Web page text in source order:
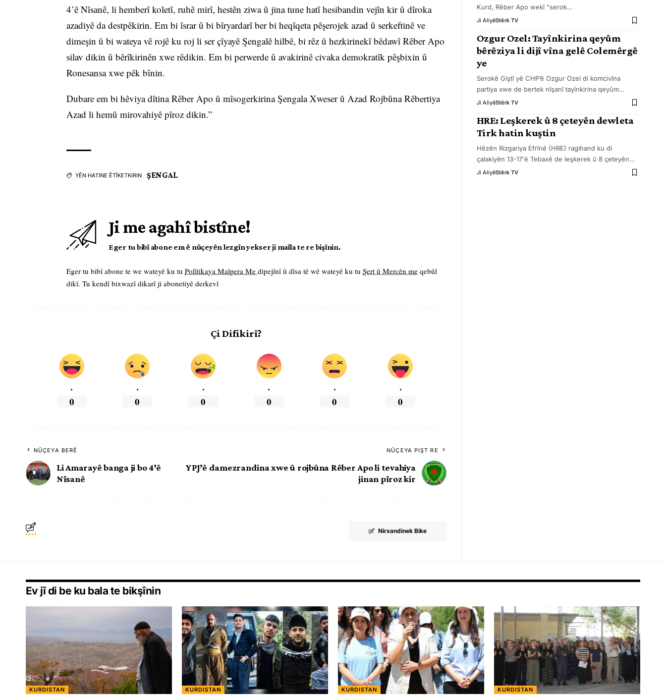
4’ê Nîsanê, li hemberî koletî, ruhê mirî, hestên ziwa û jina tune hatî hesibandin vejîn kir û dîroka
azadiyê da destpêkirin. Em bi îsrar û bi bîryardarî ber bi heqîqeta pêşerojek azad û serkeftinê ve
dimeşin û bi wateya vê rojê ku roj li ser çîyayê Şengalê hilbê, bi rêz û hezkirinekî bêdawî Rêber Apo
silav dikin û bêrîkirinên xwe rêdikin. Em bi perwerde û avakirinê civaka demokratîk pêşbixin û
Ronesansa xwe pêk bînin.
Dubare em bi hêviya dîtina Rêber Apo û mîsogerkirina Şengala Xweser û Azad Rojbûna Rêbertiya
Azad li hemû mirovahiyê pîroz dikin.”
YÊN HATINE ÊTÎKETKIRIN ŞENGAL
Ji me agahî bistîne!
Eger tu bibî abone em ê nûçeyên lezgîn yekser ji maîla te re bişînin.
Eger tu bibî abone te we wateyê ku tu Polîtikaya Malpera Me dipejînî û dîsa tê wê wateyê ku tu Şert û Mercên me qebûl
dikî. Tu kendî bixwazî dikarî ji abonetiyê derkevî
Çi Difikirî?
.
0
.
0
.
0
.
0
.
0
.
0
NÛÇEYA BERÊ
Li Amarayê banga ji bo 4’ê
Nîsanê
NÛÇEYA PIŞT RE
YPJ’ê damezrandina xwe û rojbûna Rêber Apo li tevahiya
jinan pîroz kir
Nirxandinek Bike
Kurd, Rêber Apo wekî “serok…
Ji AliyêStêrk TV
Ozgur Ozel: Tayînkirina qeyûm
bêrêziya li dijî vîna gelê Colemêrgê
ye
Serokê Giştî yê CHP’ê Ozgur Ozel di komcivîna
partiya xwe de bertek nîşanî tayînkirina qeyûm…
Ji AliyêStêrk TV
HRE: Leşkerek û 8 çeteyên dewleta
Tirk hatin kuştin
Hêzên Rizgariya Efrînê (HRE) ragihand ku di
çalakiyên 13-17'ê Tebaxê de leşkerek û 8 çeteyên…
Ji AliyêStêrk TV
Ev jî di be ku bala te bikşînin
KURDISTAN KURDISTAN KURDISTAN KURDISTAN